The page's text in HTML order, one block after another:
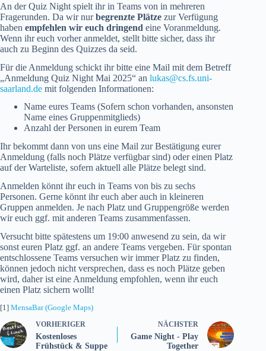
An der Quiz Night spielt ihr in Teams von in mehreren
Fragerunden. Da wir nurbegrenzte Plätze zur Verfügung
haben empfehlen wir euch dringend eine Voranmeldung.
Wenn ihr euch vorher anmeldet, stellt bitte sicher, dass ihr
auch zu Beginn des Quizzes da seid.
Für die Anmeldung schickt ihr bitte eine Mail mit dem Betreff
„Anmeldung Quiz Night Mai 2025“ an lukas@cs.fs.uni-
saarland.de mit folgenden Informationen:
Name eures Teams (Sofern schon vorhanden, ansonsten
Name eines Gruppenmitglieds)
Anzahl der Personen in eurem Team
Ihr bekommt dann von uns eine Mail zur Bestätigung eurer
Anmeldung (falls noch Plätze verfügbar sind) oder einen Platz
auf der Warteliste, sofern aktuell alle Plätze belegt sind.
Anmelden könnt ihr euch in Teams von bis zu sechs
Personen. Gerne könnt ihr euch aber auch in kleineren
Gruppen anmelden. Je nach Platz und Gruppengröße werden
wir euch ggf. mit anderen Teams zusammenfassen.
Versucht bitte spätestens um 19:00 anwesend zu sein, da wir
sonst euren Platz ggf. an andere Teams vergeben. Für spontan
entschlossene Teams versuchen wir immer Platz zu finden,
können jedoch nicht versprechen, dass es noch Plätze geben
wird, daher ist eine Anmeldung empfohlen, wenn ihr euch
einen Platz sichern wollt!
[1] MensaBar (Google Maps)
VORHERIGER
Kostenloses
Frühstück & Suppe
NÄCHSTER
Game Night - Play
Together